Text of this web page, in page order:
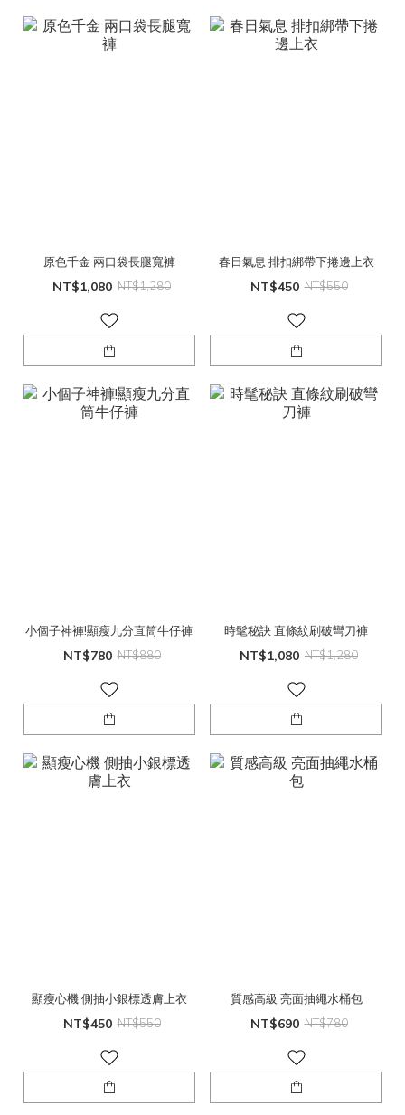
原色千金 兩口袋長腿寬褲
NT$1,080 NT$1,280
春日氣息 排扣綁帶下捲邊上衣
NT$450 NT$550
小個子神褲!顯瘦九分直筒牛仔褲
NT$780 NT$880
時髦秘訣 直條紋刷破彎刀褲
NT$1,080 NT$1,280
顯瘦心機 側抽小銀標透膚上衣
NT$450 NT$550
質感高級 亮面抽繩水桶包
NT$690 NT$780